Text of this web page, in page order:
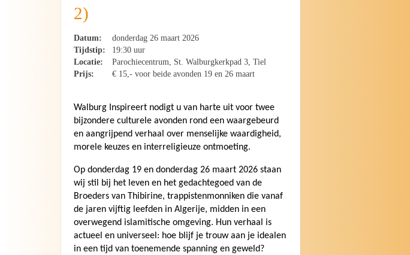
2)
Datum:
donderdag 26 maart 2026
Tijdstip:
19:30 uur
Locatie:
Parochiecentrum, St. Walburgkerkpad 3, Tiel
Prijs:
€ 15,- voor beide avonden 19 en 26 maart
Walburg Inspireert nodigt u van harte uit voor twee
bijzondere culturele avonden rond een waargebeurd
en aangrijpend verhaal over menselijke waardigheid,
morele keuzes en interreligieuze ontmoeting.
Op donderdag 19 en donderdag 26 maart 2026 staan
wij stil bij het leven en het gedachtegoed van de
Broeders van Thibirine, trappistenmonniken die vanaf
de jaren vijftig leefden in Algerije, midden in een
overwegend islamitische omgeving. Hun verhaal is
actueel en universeel: hoe blijf je trouw aan je idealen
in een tijd van toenemende spanning en geweld?